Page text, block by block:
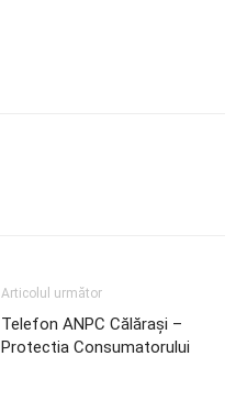
Articolul următor
Telefon ANPC Călărași –
Protectia Consumatorului